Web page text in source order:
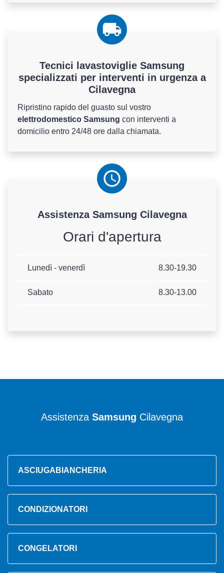
Tecnici lavastoviglie Samsung
specializzati per interventi in urgenza a
Cilavegna
Ripristino rapido del guasto sul vostro
elettrodomestico Samsung con interventi a
domicilio entro 24/48 ore dalla chiamata.
Assistenza Samsung Cilavegna
Orari d'apertura
Lunedì - venerdì 8.30-19.30
Sabato 8.30-13.00
Assistenza Samsung Cilavegna
ASCIUGABIANCHERIA
CONDIZIONATORI
CONGELATORI